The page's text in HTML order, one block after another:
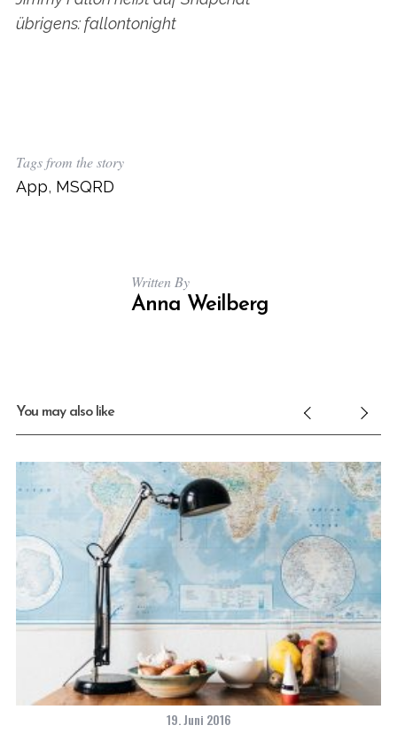
übrigens: fallontonight
Tags from the story
App, MSQRD
Written By
Anna Weilberg
You may also like
19. Juni 2016
r
c